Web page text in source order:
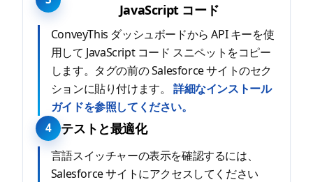
JavaScript コード
ConveyThis ダッシュボードから API キーを使
用して JavaScript コード スニペットをコピー
します。タグの前の Salesforce サイトのセク
ションに貼り付けます。 詳細なインストール
ガイドを参照してください。
4 テストと最適化
言語スイッチャーの表示を確認するには、
Salesforce サイトにアクセスしてください